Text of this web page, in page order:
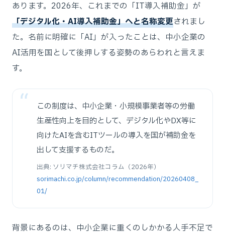
あります。2026年、これまでの「IT導入補助金」が
「デジタル化・AI導入補助金」へと名称変更されまし
た。名前に明確に「AI」が入ったことは、中小企業の
AI活用を国として後押しする姿勢のあらわれと言えま
す。
この制度は、中小企業・小規模事業者等の労働
生産性向上を目的として、デジタル化やDX等に
向けたAIを含むITツールの導入を国が補助金を
出して支援するものだ。
出典: ソリマチ株式会社コラム（2026年）
sorimachi.co.jp/column/recommendation/20260408_
01/
背景にあるのは、中小企業に重くのしかかる人手不足で